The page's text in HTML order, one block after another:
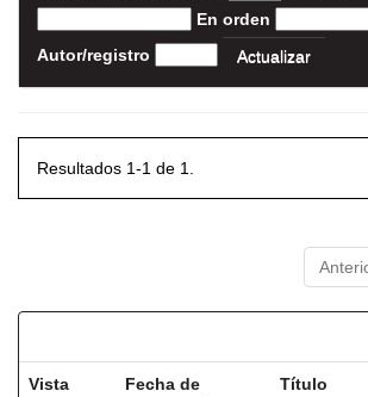
En orden
Autor/registro
Resultados 1-1 de 1.
Vista
Fecha de
Título